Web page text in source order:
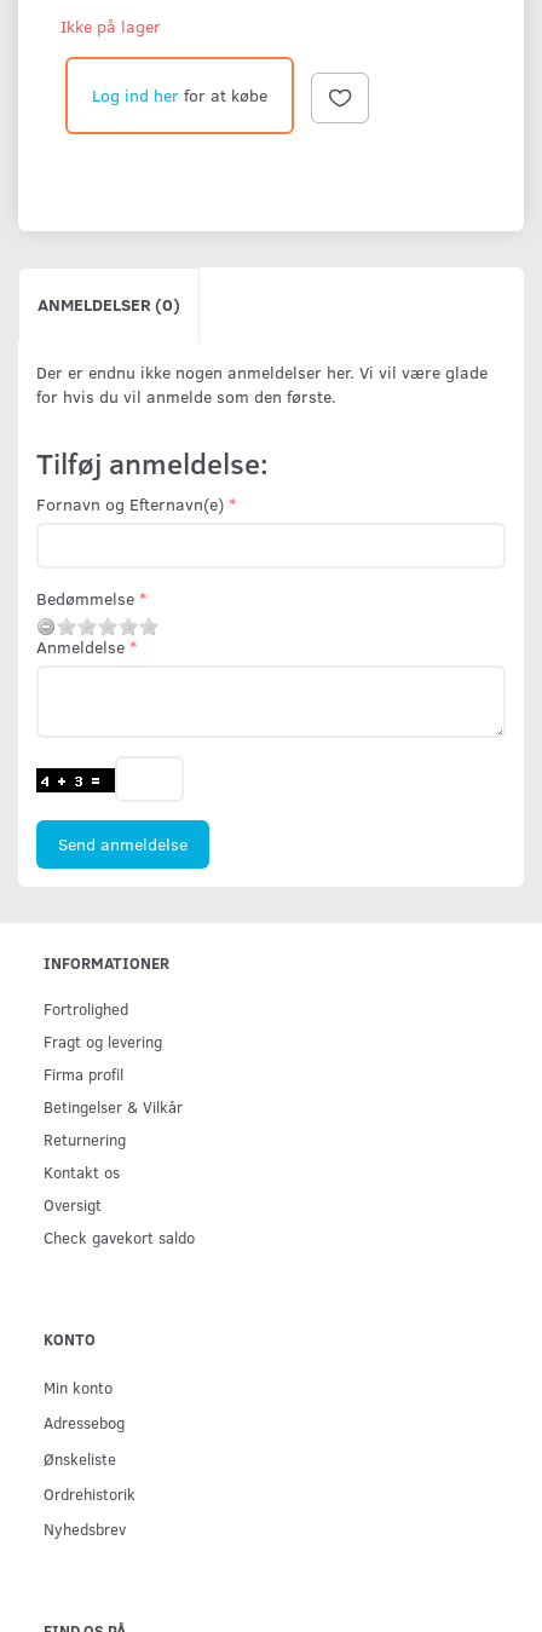
Ikke på lager
Log ind her for at købe
ANMELDELSER (0)
Der er endnu ikke nogen anmeldelser her. Vi vil være glade
for hvis du vil anmelde som den første.
Tilføj anmeldelse:
Fornavn og Efternavn(e)
Bedømmelse
Anmeldelse
Send anmeldelse
INFORMATIONER
Fortrolighed
Fragt og levering
Firma profil
Betingelser & Vilkår
Returnering
Kontakt os
Oversigt
Check gavekort saldo
KONTO
Min konto
Adressebog
Ønskeliste
Ordrehistorik
Nyhedsbrev